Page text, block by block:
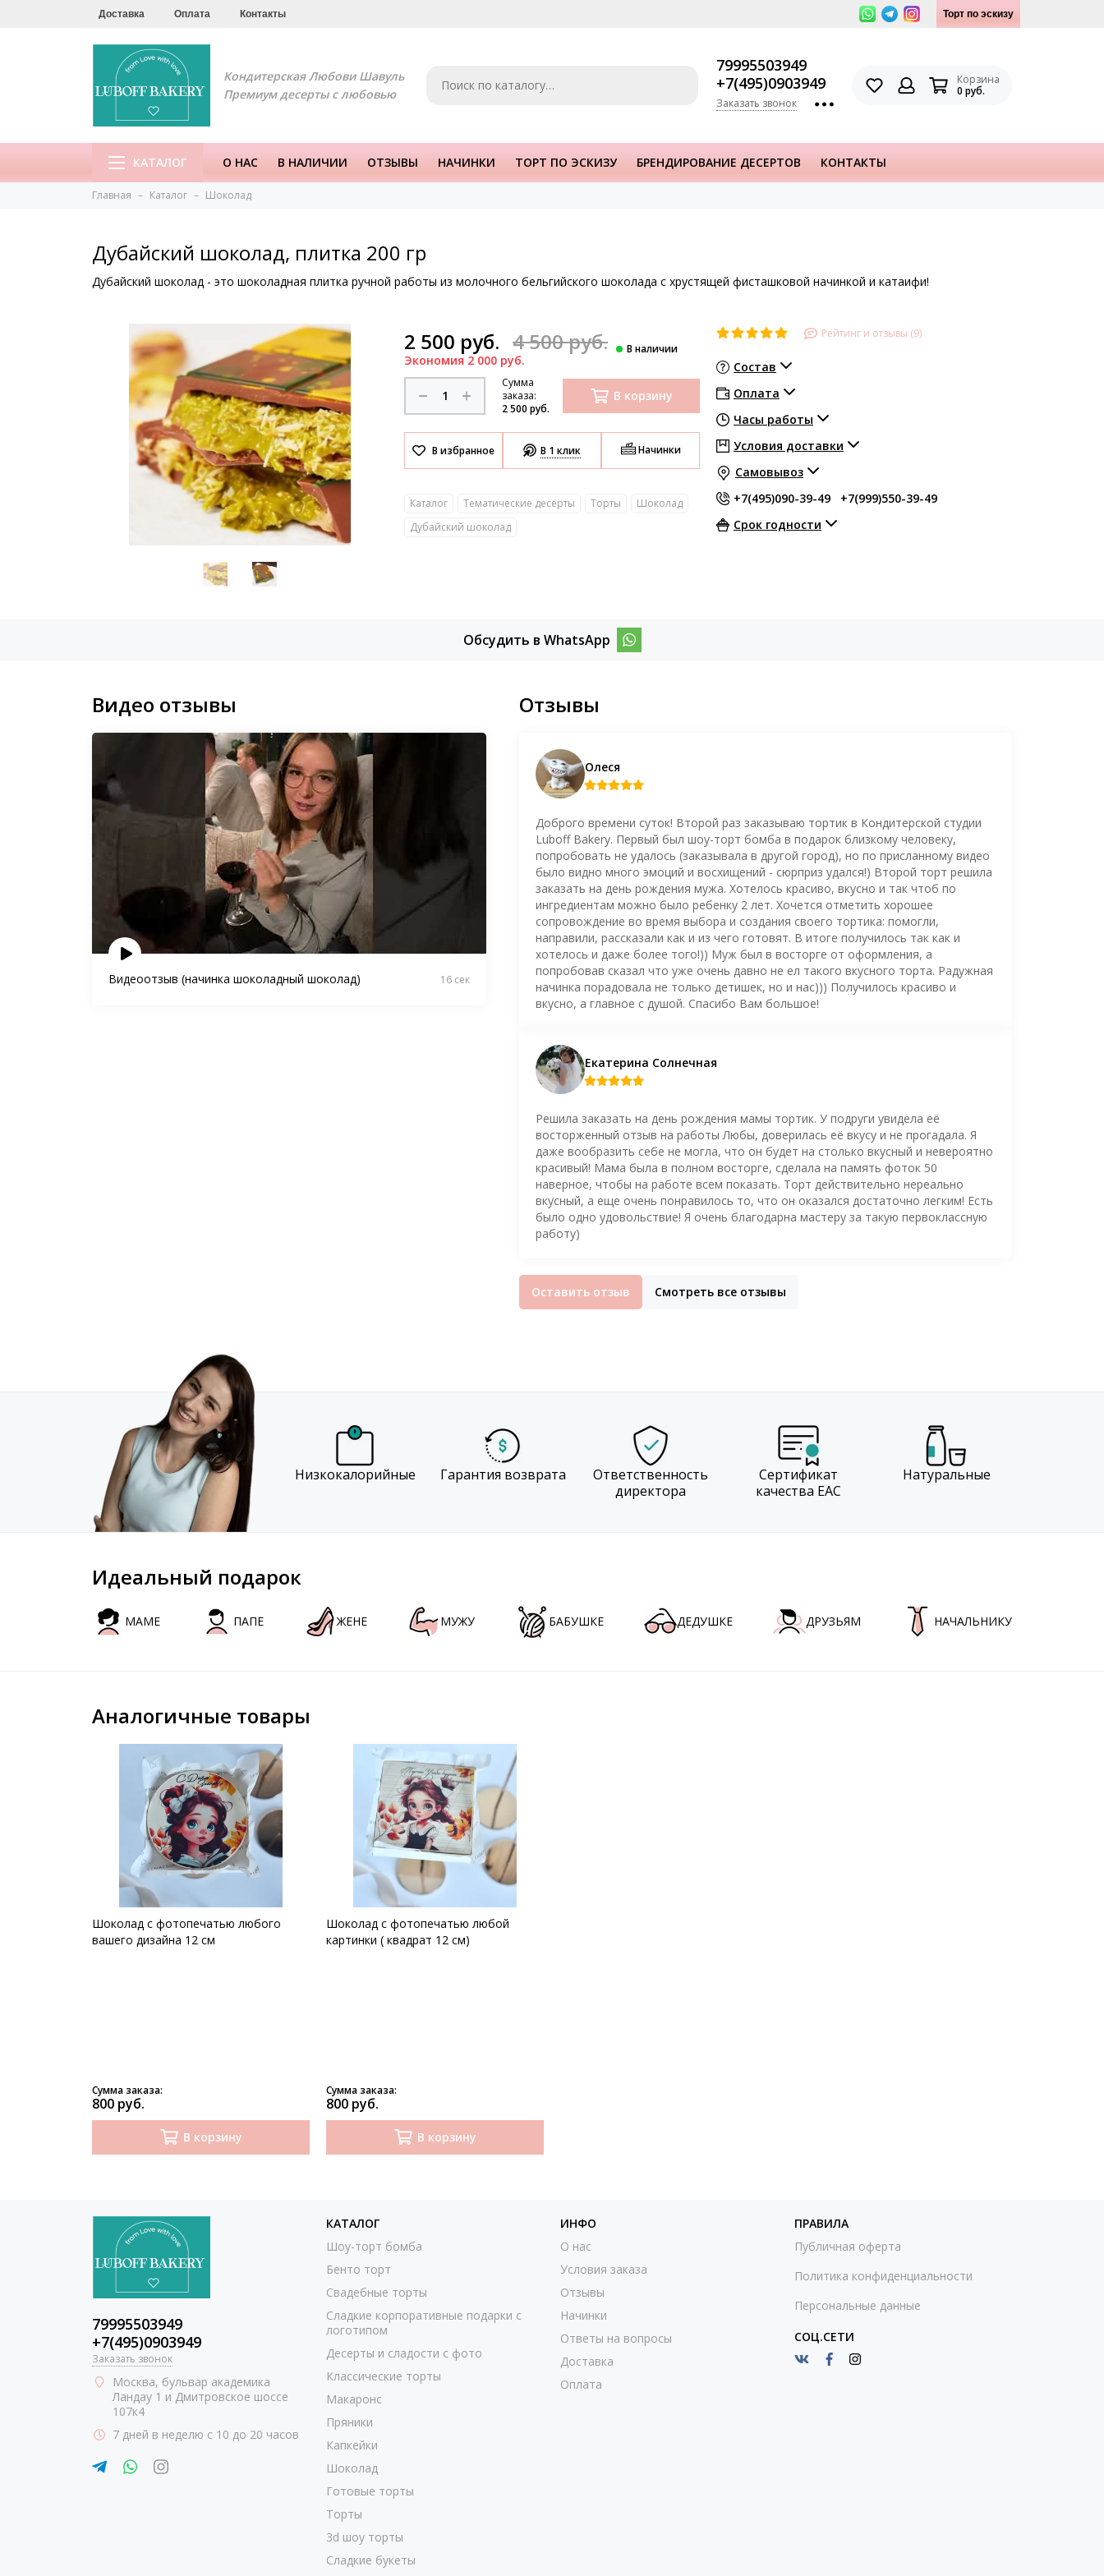
Торт по эскизу
Доставка Оплата Контакты
Кондитерская Любови Шавуль
Премиум десерты с любовью
79995503949
+7(495)0903949
Заказать звонок
Корзина
0 руб.
КАТАЛОГ О НАС В НАЛИЧИИ ОТЗЫВЫ НАЧИНКИ ТОРТ ПО ЭСКИЗУ БРЕНДИРОВАНИЕ ДЕСЕРТОВ КОНТАКТЫ
Главная Каталог Шоколад
Дубайский шоколад, плитка 200 гр
Дубайский шоколад - это шоколадная плитка ручной работы из молочного бельгийского шоколада с хрустящей фисташковой начинкой и катаифи!
2 500 руб. 4 500 руб.
Экономия 2 000 руб.
Сумма
заказа:
2 500 руб.
В корзину
В 1 клик Начинки
Каталог Тематические десерты Торты
Шоколад
Дубайский шоколад
Рейтинг и отзывы (9)
Состав
Оплата
Часы работы
Условия доставки
Самовывоз
+7(495)090-39-49
+7(999)550-39-49
Срок годности
Обсудить в WhatsApp
Видео отзывы
Видеоотзыв (начинка шоколадный шоколад) 16 сек
Отзывы
Олеся
Доброго времени суток! Второй раз заказываю тортик в Кондитерской студии
Luboff Bakery. Первый был шоу-торт бомба в подарок близкому человеку,
попробовать не удалось (заказывала в другой город), но по присланному видео
было видно много эмоций и восхищений - сюрприз удался!) Второй торт решила
заказать на день рождения мужа. Хотелось красиво, вкусно и так чтоб по
ингредиентам можно было ребенку 2 лет. Хочется отметить хорошее
сопровождение во время выбора и создания своего тортика: помогли,
направили, рассказали как и из чего готовят. В итоге получилось так как и
хотелось и даже более того!)) Муж был в восторге от оформления, а
попробовав сказал что уже очень давно не ел такого вкусного торта. Радужная
начинка порадовала не только детишек, но и нас))) Получилось красиво и
вкусно, а главное с душой. Спасибо Вам большое!
Екатерина Солнечная
Решила заказать на день рождения мамы тортик. У подруги увидела её
восторженный отзыв на работы Любы, доверилась её вкусу и не прогадала. Я
даже вообразить себе не могла, что он будет на столько вкусный и невероятно
красивый! Мама была в полном восторге, сделала на память фоток 50
наверное, чтобы на работе всем показать. Торт действительно нереально
вкусный, а еще очень понравилось то, что он оказался достаточно легким! Есть
было одно удовольствие! Я очень благодарна мастеру за такую первоклассную
работу)
Оставить отзыв Смотреть все отзывы
Низкокалорийные Гарантия возврата
Ответственность
директора
Сертификат
качества EAC
Натуральные
Идеальный подарок
МАМЕ ПАПЕ ЖЕНЕ МУЖУ БАБУШКЕ ДЕДУШКЕ ДРУЗЬЯМ НАЧАЛЬНИКУ
Аналогичные товары
Шоколад с фотопечатью любого
вашего дизайна 12 см
Сумма заказа:
800 руб.
В корзину
Шоколад с фотопечатью любой
картинки ( квадрат 12 см)
Сумма заказа:
800 руб.
В корзину
79995503949
+7(495)0903949
Заказать звонок
Москва, бульвар академика
Ландау 1 и Дмитровское шоссе
107к4
7 дней в неделю с 10 до 20 часов
КАТАЛОГ
Шоу-торт бомба
Бенто торт
Свадебные торты
Сладкие корпоративные подарки с
логотипом
Десерты и сладости с фото
Классические торты
Макаронс
Пряники
Капкейки
Шоколад
Готовые торты
Торты
3d шоу торты
Сладкие букеты
ИНФО
О нас
Условия заказа
Отзывы
Начинки
Ответы на вопросы
Доставка
Оплата
ПРАВИЛА
Публичная оферта
Политика конфиденциальности
Персональные данные
СОЦ.СЕТИ